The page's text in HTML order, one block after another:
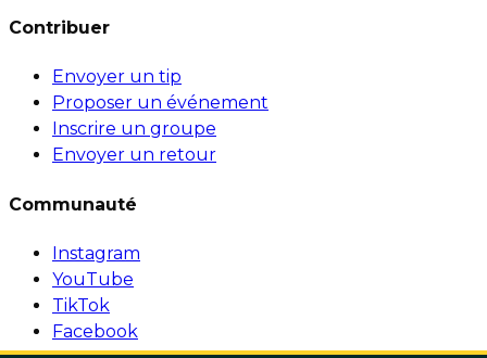
Contribuer
Envoyer un tip
Proposer un événement
Inscrire un groupe
Envoyer un retour
Communauté
Instagram
YouTube
TikTok
Facebook